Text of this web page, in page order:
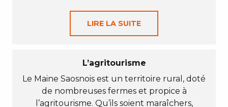
LIRE LA SUITE
L’agritourisme
Le Maine Saosnois est un territoire rural, doté
de nombreuses fermes et propice à
l’agritourisme. Qu’ils soient maraîchers,